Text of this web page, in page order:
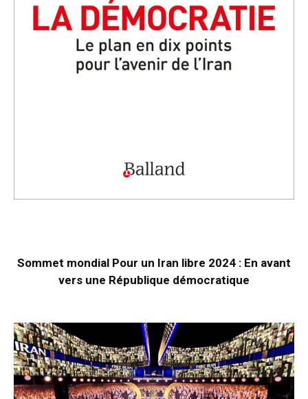
Sommet mondial Pour un Iran libre 2024 : En avant
vers une République démocratique